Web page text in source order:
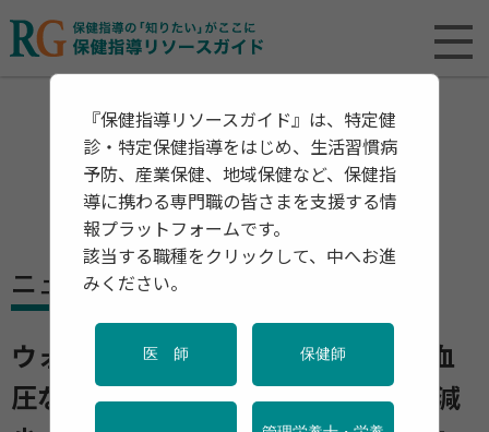
ニュース
ウォーキングなどの運動で肥満や高血
圧など19種類の慢性疾患のリスクを減
『保健指導リソースガイド』は、特定健
診・特定保健指導をはじめ、生活習慣病
予防、産業保健、地域保健など、保健指
導に携わる専門職の皆さまを支援する情
報プラットフォームです。
該当する職種をクリックして、中へお進
みください。
医 師 保健師